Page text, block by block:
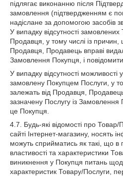
підлягає виконанню після
замовлення (підтвердженням є
надіслане за допомогою засобів
У випадку відсутності замовлених
Продавця, у тому числі із причин,
Продавця, Продавець вправі
Замовлення Покупця, і
У випадку відсутності можливості
замовлену Покупцем Послуги, у
залежать від Продавця,
зазначену Послугу із Замовлення
це Покупця.
4.7. Будь-які відомості про
сайті Інтернет-магазину, носять
можуть сприйматись як такі, що в
властивості та характеристики
виникнення у Покупця питань
характеристик Товару/Послуги,